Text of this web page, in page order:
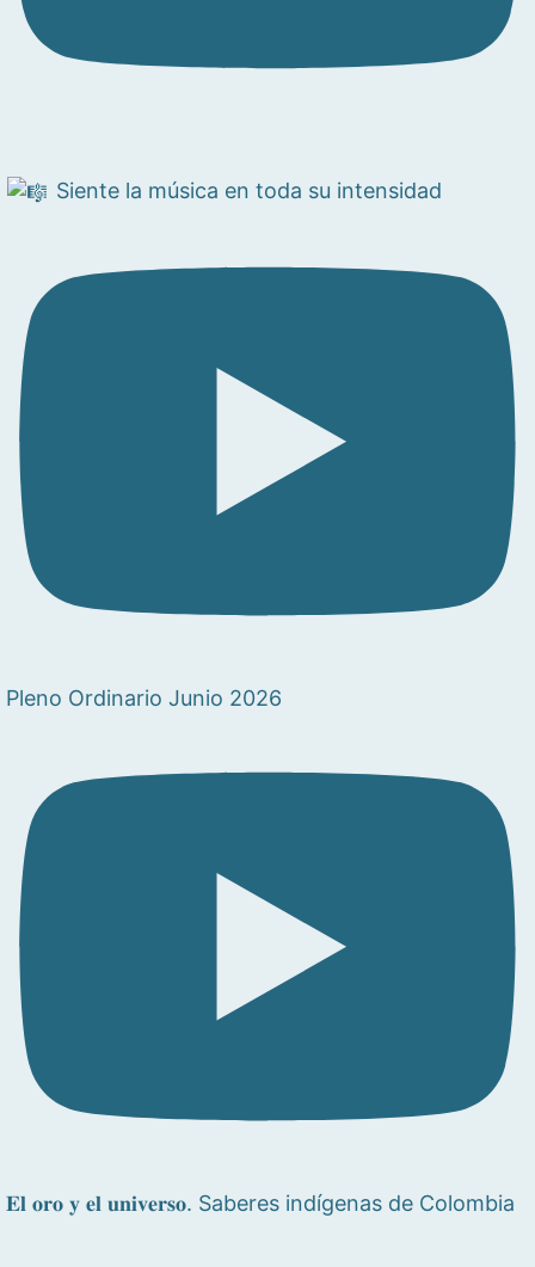
Siente la música en toda su intensidad
Pleno Ordinario Junio 2026
𝐄𝐥 𝐨𝐫𝐨 𝐲 𝐞𝐥 𝐮𝐧𝐢𝐯𝐞𝐫𝐬𝐨. Saberes indígenas de Colombia